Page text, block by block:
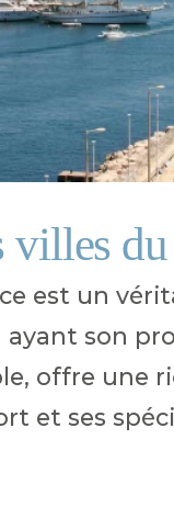
villes
est un
son
offre une
et ses